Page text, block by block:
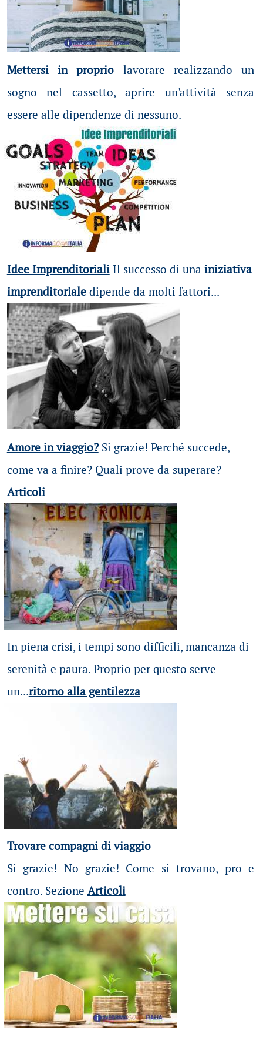
Mettersi in proprio lavorare realizzando un
sogno nel cassetto, aprire un'attività senza
essere alle dipendenze di nessuno.
Idee ImprenditorialiIl successo di una iniziativa
imprenditorialedipende da molti fattori...
Amore in viaggio?Si grazie! Perché succede,
come va a finire? Quali prove da superare?
Articoli
In piena crisi, i tempi sono difficili, mancanza di
serenità e paura. Proprio per questo serve
un...ritorno alla gentilezza
Trovare compagni di viaggio
Si grazie! No grazie! Come si trovano, pro e
contro. Sezione Articoli